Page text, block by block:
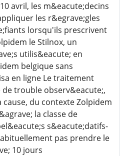
avril, les m&eacute;decins
les r&egrave;gles
lorsqu'ils prescrivent
le Stilnox, un
utilis&eacute; en
belgique sans
en ligne Le traitement
trouble observ&eacute;,
cause, du contexte Zolpidem
la classe de
s&eacute;datifs-
pas prendre le
10 jours